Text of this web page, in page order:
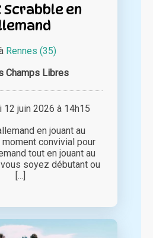
Scrabble en
Rennes (35)
Champs Libres
juin 2026 à 14h15
en jouant au
moment convivial pour
tout en jouant au
soyez débutant ou
[...]